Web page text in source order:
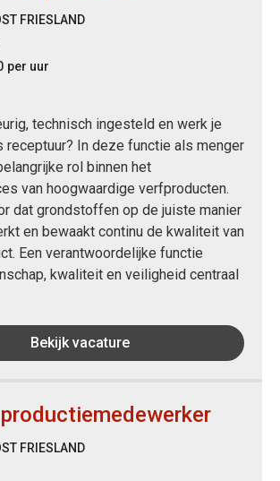
FRIESLAND
per uur
technisch ingesteld en werk je
receptuur? In deze functie als menger
rol binnen het
van hoogwaardige verfproducten.
dat grondstoffen op de juiste manier
en bewaakt continu de kwaliteit van
Een verantwoordelijke functie
kwaliteit en veiligheid centraal
Bekijk vacature
FRIESLAND